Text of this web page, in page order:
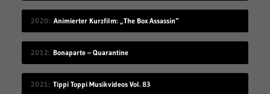
2020 Animierter Kurzfilm: „The Box Assassin“
2012 Bonaparte – Quarantine
2021 Tippi Toppi Musikvideos Vol. 83